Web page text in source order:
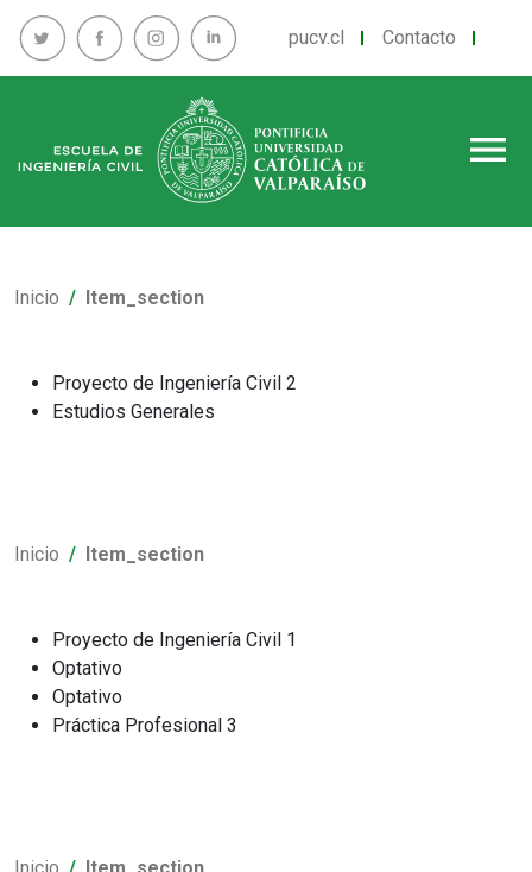
pucv.cl Contacto
menu
Inicio Item_section
Proyecto de Ingeniería Civil 2
Estudios Generales
Inicio Item_section
Proyecto de Ingeniería Civil 1
Optativo
Optativo
Práctica Profesional 3